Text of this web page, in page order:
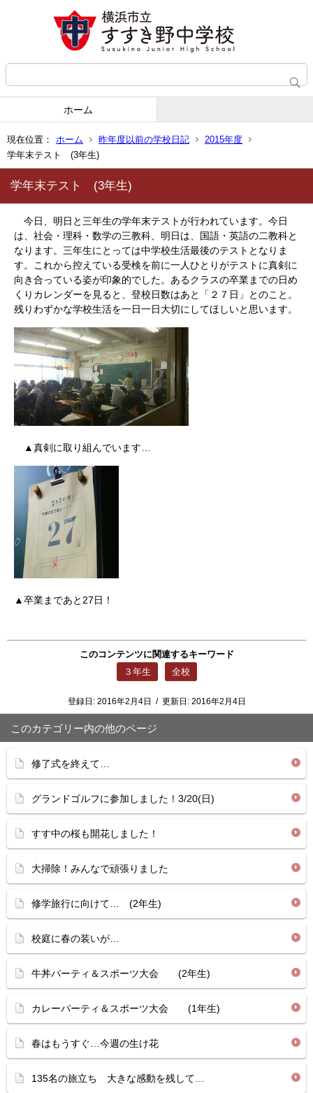
ホーム
現在位置： ホーム 昨年度以前の学校日記
2015年度
学年末テスト (3年生)
学年末テスト (3年生)
今日、明日と三年生の学年末テストが行われています。今日
は、社会・理科・数学の三教科、明日は、国語・英語の二教科と
なります。三年生にとっては中学校生活最後のテストとなりま
す。これから控えている受検を前に一人ひとりがテストに真剣に
向き合っている姿が印象的でした。あるクラスの卒業までの日め
くりカレンダーを見ると、登校日数はあと「２７日」とのこと。
残りわずかな学校生活を一日一日大切にしてほしいと思います。
▲真剣に取り組んでいます…
▲卒業まであと27日！
このコンテンツに関連するキーワード
３年生
全校
登録日: 2016年2月4日 / 更新日: 2016年2月4日
このカテゴリー内の他のページ
修了式を終えて…
グランドゴルフに参加しました！3/20(日)
すす中の桜も開花しました！
大掃除！みんなで頑張りました
修学旅行に向けて… (2年生)
校庭に春の装いが…
牛丼パーティ＆スポーツ大会 (2年生)
カレーパーティ＆スポーツ大会 (1年生)
春はもうすぐ…今週の生け花
135名の旅立ち 大きな感動を残して…